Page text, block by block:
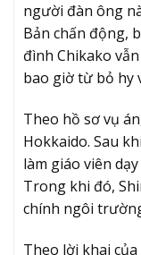
người đàn ông
Bản chấn động,
đình Chikako
bao giờ từ bỏ hy
Theo hồ sơ vụ
Hokkaido. Sau
làm giáo viên
Trong khi đó,
chính ngôi
Theo lời khai